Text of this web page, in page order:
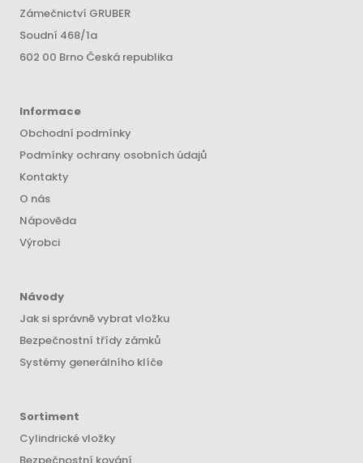
Zámečnictví GRUBER
Soudní 468/1a
602 00 Brno Česká republika
Informace
Obchodní podmínky
Podmínky ochrany osobních údajů
Kontakty
O nás
Nápověda
Výrobci
Návody
Jak si správně vybrat vložku
Bezpečnostní třídy zámků
Systémy generálního klíče
Sortiment
Cylindrické vložky